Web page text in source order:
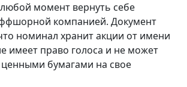
момент вернуть себе
компанией. Документ
номинал хранит акции от имени
имеет право голоса и не может
бумагами на свое